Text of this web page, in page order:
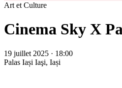
Art et Culture
Cinema Sky X
19 juillet 2025 · 18:00
Palas Iași Iaşi, Iași